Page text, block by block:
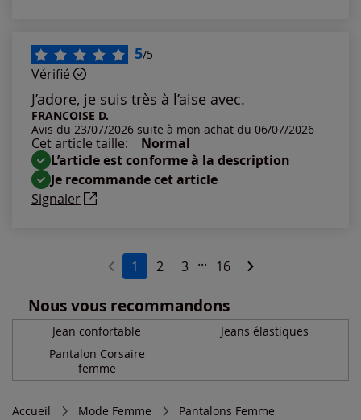
5/5
Vérifié
J’adore, je suis très à l’aise avec.
FRANCOISE D.
Avis du 23/07/2026 suite à mon achat du 06/07/2026
Cet article taille:
Normal
L’article est conforme à la description
Je recommande cet article
Signaler
1 2 3 ... 16
Nous vous recommandons
Jean confortable
Jeans élastiques
Pantalon Corsaire
femme
Accueil Mode Femme
Pantalons Femme